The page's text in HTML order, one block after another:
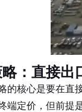
：直接出
核心是要在直接
端定价，但前提